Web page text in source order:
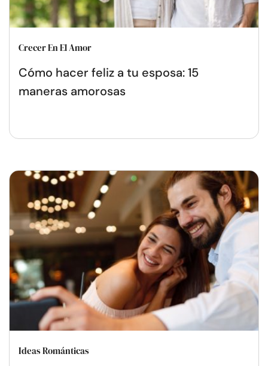
Crecer En El Amor
Cómo hacer feliz a tu esposa: 15
maneras amorosas
Ideas Románticas